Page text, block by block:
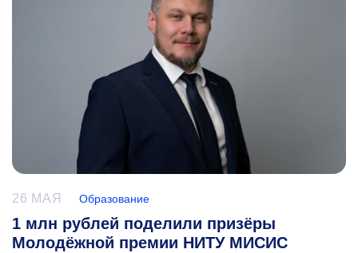
26 МАЯ Образование
1 млн рублей поделили призёры
Молодёжной премии НИТУ МИСИС